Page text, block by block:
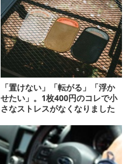
「置けない」「転がる」「浮か
せたい」。1枚400円のコレで小
さなストレスがなくなりました